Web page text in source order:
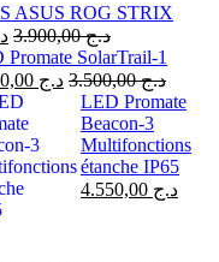
ASUS ROG STRIX
د.ج3.900,00
Promate SolarTrail-1
د.ج
د.ج3.500,00
LED Promate
Beacon-3
Multifonctions
étanche IP65
د.ج